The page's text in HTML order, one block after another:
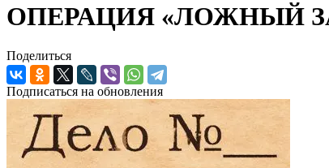
ОПЕРАЦИЯ «ЛОЖНЫЙ
Поделиться
Подписаться на обновления